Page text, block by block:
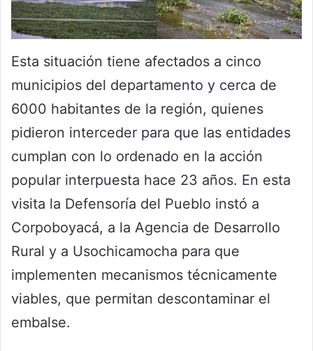
Esta situación tiene afectados a cinco
municipios del departamento y cerca de
6000 habitantes de la región, quienes
pidieron interceder para que las entidades
cumplan con lo ordenado en la acción
popular interpuesta hace 23 años. En esta
visita la Defensoría del Pueblo instó a
Corpoboyacá, a la Agencia de Desarrollo
Rural y a Usochicamocha para que
implementen mecanismos técnicamente
viables, que permitan descontaminar el
embalse.